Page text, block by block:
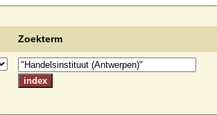
Zoekterm